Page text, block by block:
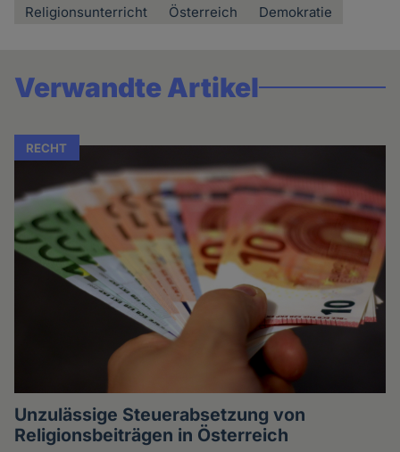
Religionsunterricht Österreich Demokratie
Verwandte Artikel
RECHT
Unzulässige Steuerabsetzung von
Religionsbeiträgen in Österreich